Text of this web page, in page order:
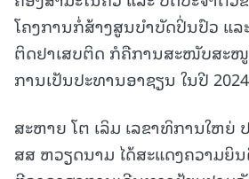
ໂຄງການກໍ່ສ້າງສູນບໍາບັດປິ່ນປົວ ແ
ຕິດຢາເສບຕິດ ກໍຄືການສະໜັບສະໜູ
ການເປັນປະທານອາຊຽນ ໃນປີ
ສະຫາຍ ໂຕ ເລິມ ເລຂາທິການໃຫຍ່
ສສ ຫວຽດນາມ ໄດ້ສະແດງຄວາມຍິ